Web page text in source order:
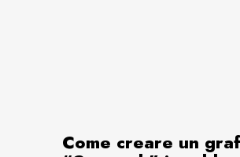
Come creare un